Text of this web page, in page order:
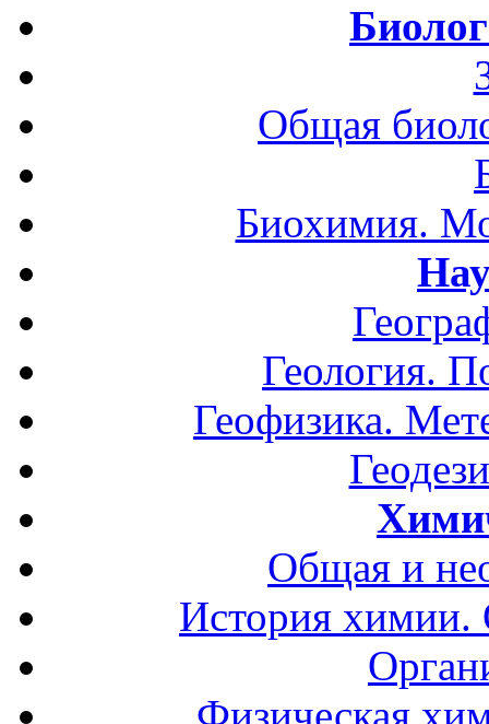
Общая
Биохимия.
Геология.
Геофизика.
Общая и
История
Физическая